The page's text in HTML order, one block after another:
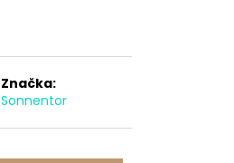
Značka:
Sonnentor